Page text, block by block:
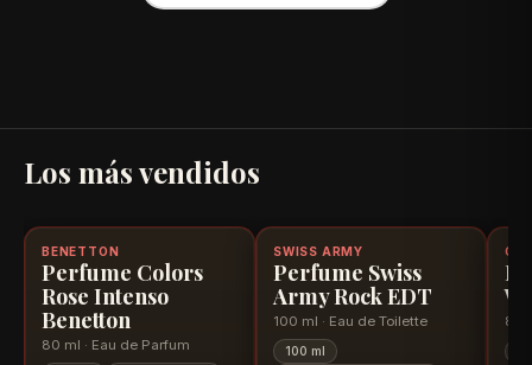
Los más vendidos
Disponible, con descuentoDisponible, con descuento
-25%
BENETTON
Perfume Colors
Rose Intenso
Benetton
80 ml · Eau de Parfum
-22%
SWISS ARMY
Perfume Swiss
Army Rock EDT
100 ml · Eau de Toilette
100 ml
80